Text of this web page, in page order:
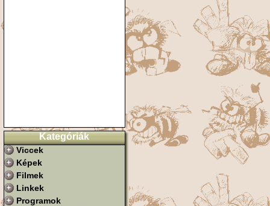
Kategóriák
Viccek
Képek
Filmek
Linkek
Programok